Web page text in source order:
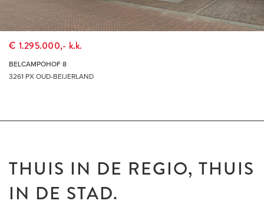
€ 1.295.000,- k.k.
BELCAMPOHOF 8
3261 PX OUD-BEIJERLAND
THUIS IN DE REGIO, THUIS
IN DE STAD.